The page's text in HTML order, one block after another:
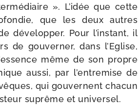
». L’idée que cette
que les deux autres
déve­lop­per. Pour l’instant, il
de gou­ver­ner, dans l’Eglise,
même de son propre
aus­si, par l’entremise de
qui gou­vernent cha­cun
suprême et universel.